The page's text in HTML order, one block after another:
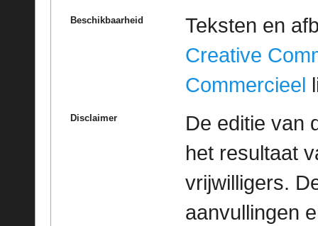
Beschikbaarheid
Teksten en
Creative
Commercieel
Disclaimer
De editie van
het resultaat
vrijwilligers.
aanvullingen